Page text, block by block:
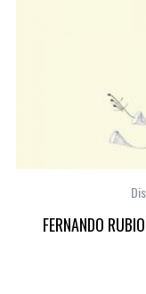
FERNANDO